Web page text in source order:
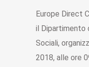
Europe Direct
il Dipartimento
Sociali,
2018, alle ore